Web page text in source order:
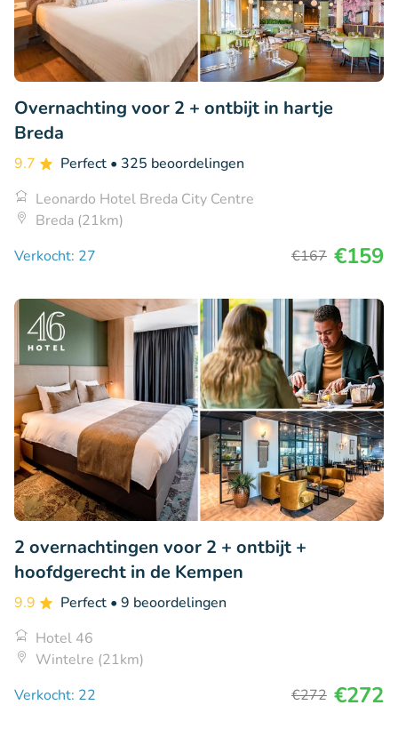
Overnachting voor 2 + ontbijt in hartje
Breda
9.7 Perfect • 325 beoordelingen
Leonardo Hotel Breda City Centre
Breda (21km)
Verkocht: 27
€167 €159
2 overnachtingen voor 2 + ontbijt +
hoofdgerecht in de Kempen
9.9 Perfect • 9 beoordelingen
Hotel 46
Wintelre (21km)
Verkocht: 22
€272 €272